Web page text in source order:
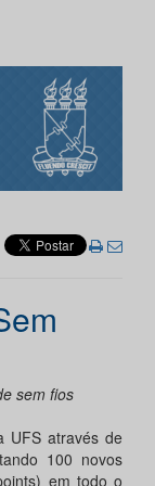
sem fios
UFS através de
100 novos
em todo o